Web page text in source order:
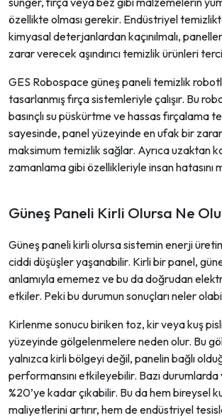
özellikte olması gerekir. Endüstriyel
kimyasal deterjanlardan kaçınılmalı,
zarar verecek aşındırıcı temizlik ürünleri
GES Robospace güneş paneli temizlik
tasarlanmış fırça sistemleriyle çalışır. Bu
basınçlı su püskürtme ve hassas fırçalama
sayesinde, panel yüzeyinde en ufak bir
maksimum temizlik sağlar. Ayrıca uzaktan
zamanlama gibi özellikleriyle insan hatasını
Güneş Paneli Kirli Olursa Ne
Güneş paneli kirli olursa sistemin enerji
ciddi düşüşler yaşanabilir. Kirli bir panel, güneş
anlamıyla ememez ve bu da doğrudan
etkiler. Peki bu durumun sonuçları neler
Kirlenme sonucu biriken toz, kir veya kuş
yüzeyinde gölgelenmelere neden olur. Bu
yalnızca kirli bölgeyi değil, panelin bağlı
performansını etkileyebilir. Bazı durumlarda
%20’ye kadar çıkabilir. Bu da hem bireysel
maliyetlerini artırır, hem de endüstriyel